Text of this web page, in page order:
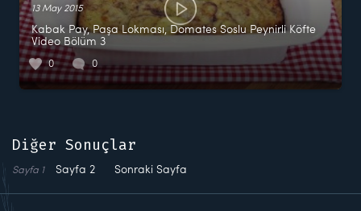
13 May 2015
Kabak Pay, Paşa Lokması, Domates Soslu Peynirli Köfte
Video Bölüm 3
0 0
Diğer Sonuçlar
Sayfa 1 Sayfa 2 Sonraki Sayfa